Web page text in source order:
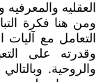
العقليه
ومن هنا فكرة
التعامل مع
وقدرته على
والروحية.